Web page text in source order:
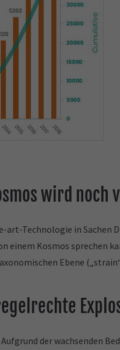
wird noch
Technologie in Sachen
einem Kosmos sprechen
Ebene
der wachsenden